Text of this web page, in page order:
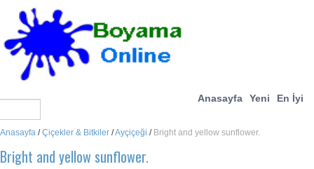
Anasayfa Yeni En İyi
Anasayfa /Çiçekler & Bitkiler /Ayçiçeği / Bright and yellow sunflower.
Bright and yellow sunflower.